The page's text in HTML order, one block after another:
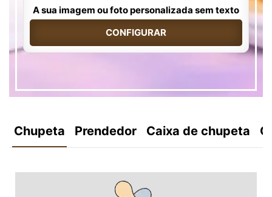
A sua imagem ou foto personalizada sem texto
CONFIGURAR
Chupeta Prendedor Caixa de chupeta